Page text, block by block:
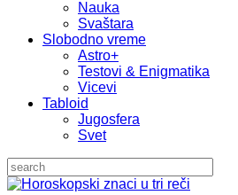
Nauka
Svaštara
Slobodno vreme
Astro+
Testovi & Enigmatika
Vicevi
Tabloid
Jugosfera
Svet